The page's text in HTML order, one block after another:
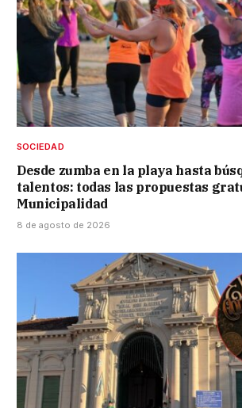
SOCIEDAD
Desde zumba en la playa hasta
talentos: todas las propuestas
Municipalidad
8 de agosto de 2026